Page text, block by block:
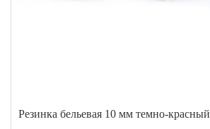
Резинка бельевая 10 мм темно-красный